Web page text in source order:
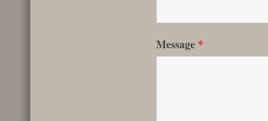
Message *